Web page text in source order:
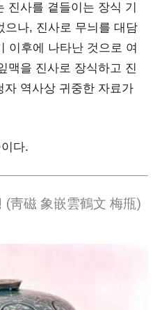
진사를 곁들이는 장식 기
으나, 진사로 무늬를 대담
이후에 나타난 것으로 여
맥을 진사로 장식하고 진
역사상 귀중한 자료가
다.
靑磁 象嵌雲鶴文 梅甁)